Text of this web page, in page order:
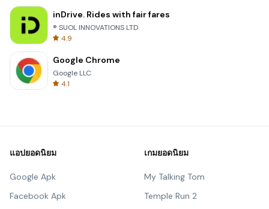
inDrive. Rides with fair fares
® SUOL INNOVATIONS LTD
4.9
Google Chrome
Google LLC
4.1
แอปยอดนิยม
Google Apk
Facebook Apk
เกมยอดนิยม
My Talking Tom
Temple Run 2